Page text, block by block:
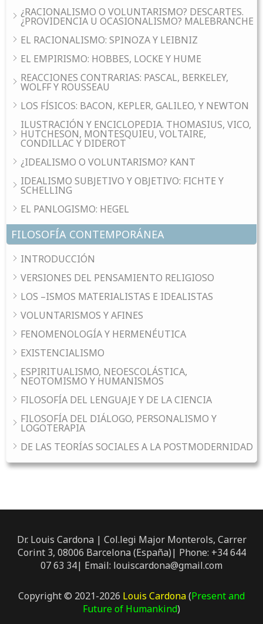
¿RACIONALISMO O VOLUNTARISMO? DESCARTES.
¿PROVIDENCIA U OCASIONALISMO? MALEBRANCHE
EL RACIONALISMO: SPINOZA Y LEIBNIZ
EL EMPIRISMO: HOBBES, LOCKE Y HUME
REACCIONES CONTRARIAS: PASCAL, BERKELEY,
WOLFF Y ROUSSEAU
LOS FÍSICOS: BACON, KEPLER, GALILEO, Y NEWTON
ILUSTRACIÓN Y ENCICLOPEDIA. THOMASIUS, VICO,
HUTCHESON, MONTESQUIEU, VOLTAIRE,
CONDILLAC Y DIDEROT
¿IDEALISMO O VOLUNTARISMO? KANT
IDEALISMO SUBJETIVO Y OBJETIVO: FICHTE Y
SCHELLING
EL PANLOGISMO: HEGEL
FILOSOFÍA CONTEMPORÁNEA
INTRODUCCIÓN
VERSIONES DEL PENSAMIENTO RELIGIOSO
LOS –ISMOS MATERIALISTAS E IDEALISTAS
VOLUNTARISMOS Y AFINES
FENOMENOLOGÍA Y HERMENÉUTICA
EXISTENCIALISMO
ESPIRITUALISMO, NEOESCOLÁSTICA,
NEOTOMISMO Y HUMANISMOS
FILOSOFÍA DEL LENGUAJE Y DE LA CIENCIA
FILOSOFÍA DEL DIÁLOGO, PERSONALISMO Y
LOGOTERAPIA
DE LAS TEORÍAS SOCIALES A LA POSTMODERNIDAD
Dr. Louis Cardona | Col.legi Major Monterols, Carrer
Corint 3, 08006 Barcelona (España)| Phone: +34 644
07 63 34| Email: louiscardona@gmail.com
Copyright © 2021-2026 Louis Cardona(Present and
Future of Humankind)